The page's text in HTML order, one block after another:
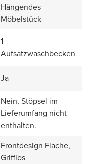
Hängendes
Möbelstück
1
Aufsatzwaschbecken
Ja
Nein, Stöpsel im
Lieferumfang nicht
enthalten.
Frontdesign Flache,
Grifflos